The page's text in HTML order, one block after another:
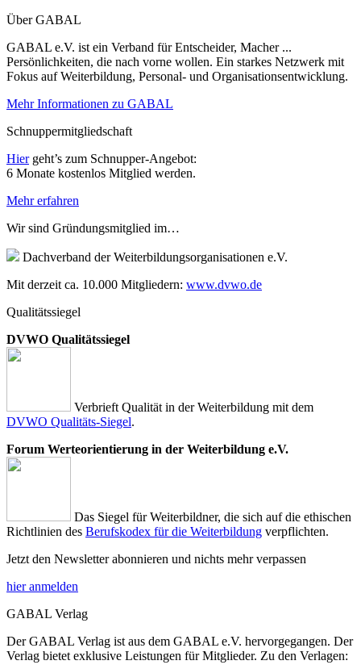
Über GABAL
GABAL e.V. ist ein Verband für Entscheider, Macher ...
Persönlichkeiten, die nach vorne wollen. Ein starkes Netzwerk mit
Fokus auf Weiterbildung, Personal- und Organisationsentwicklung.
Mehr Informationen zu GABAL
Schnuppermitgliedschaft
Hiergeht’s zum Schnupper-Angebot:
6 Monate kostenlos Mitglied werden.
Mehr erfahren
Wir sind Gründungsmitglied im…
Dachverband der Weiterbildungsorganisationen e.V.
Mit derzeit ca. 10.000 Mitgliedern: www.dvwo.de
Qualitätssiegel
DVWO Qualitätssiegel
Verbrieft Qualität in der Weiterbildung mit dem
DVWO Qualitäts-Siegel.
Forum Werteorientierung in der Weiterbildung e.V.
Das Siegel für Weiterbildner, die sich auf die ethischen
Richtlinien des Berufskodex für die Weiterbildung verpflichten.
Jetzt den Newsletter abonnieren und nichts mehr verpassen
hier anmelden
GABAL Verlag
Der GABAL Verlag ist aus dem GABAL e.V. hervorgegangen. Der
Verlag bietet exklusive Leistungen für Mitglieder. Zu den Verlagen: